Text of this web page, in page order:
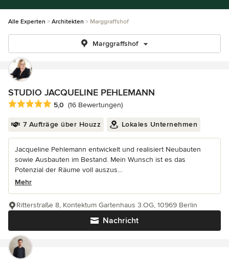
Alle Experten Architekten Marggraffshof
Marggraffshof
STUDIO JACQUELINE PEHLEMANN
Durchschnittliche Bewertung: 5 von 5 Sternen
5,0 (16 Bewertungen)
7 Aufträge über Houzz Lokales Unternehmen
Jacqueline Pehlemann entwickelt und realisiert Neubauten
sowie Ausbauten im Bestand. Mein Wunsch ist es das
Potenzial der Räume voll auszus...
Mehr
Nachricht
Ritterstraße 8, Kontektum Gartenhaus 3.OG, 10969 Berlin